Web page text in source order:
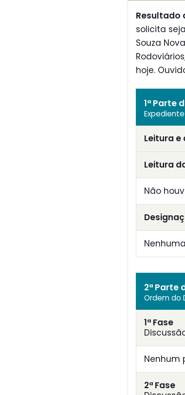
Resultado
solicita
Souza
hoje.
1ª Parte
Expediente
Leitura
Leitura
Não
2ª Parte
Ordem do
1ª Fase
Nenhum
2ª Fase